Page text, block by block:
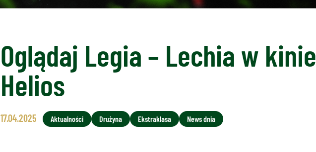
Oglądaj Legia – Lechia w kinie
Helios
17.04.2025 Aktualności Drużyna Ekstraklasa News dnia